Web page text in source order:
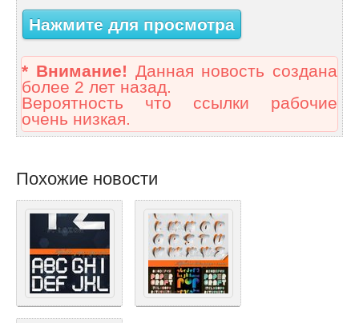
Нажмите для просмотра
* Внимание! Данная новость создана
более 2 лет назад.
Вероятность что ссылки рабочие
очень низкая.
Похожие новости